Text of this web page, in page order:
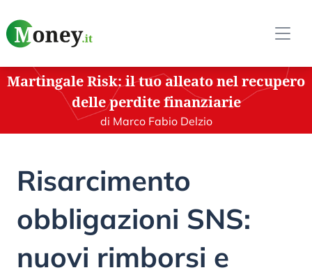
Martingale Risk: il tuo alleato nel recupero
delle perdite finanziarie
di Marco Fabio Delzio
Risarcimento
obbligazioni SNS:
nuovi rimborsi e